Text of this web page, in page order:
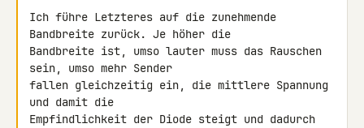
Ich führe Letzteres auf die zunehmende
Bandbreite zurück. Je höher die
Bandbreite ist, umso lauter muss das Rauschen
sein, umso mehr Sender
fallen gleichzeitig ein, die mittlere Spannung
und damit die
Empfindlichkeit der Diode steigt und dadurch